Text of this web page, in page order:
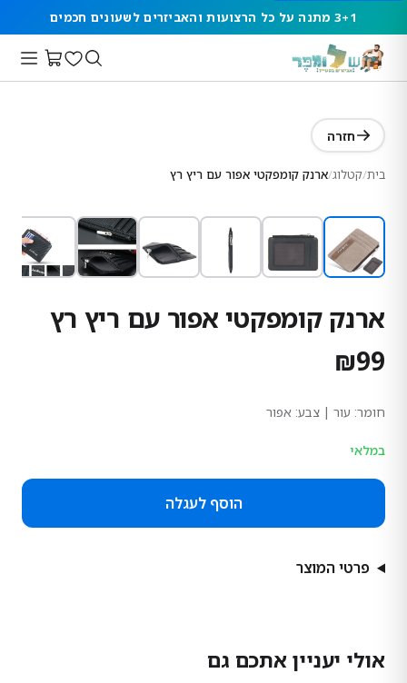
3+1 מתנה על כל הרצועות והאביזרים לשעונים חכמים
חזרה
בית/קטלוג/ארנק קומפקטי אפור עם ריץ רץ
ארנק קומפקטי אפור עם ריץ רץ
₪99
חומר: עור | צבע: אפור
במלאי
הוסף לעגלה
פרטי המוצר
אולי יעניין אתכם גם